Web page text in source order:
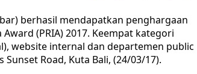
berhasil mendapatkan penghargaan
(PRIA) 2017. Keempat kategori
website internal dan departemen public
Road, Kuta Bali, (24/03/17).